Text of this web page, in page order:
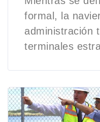
formal, la
administración
terminales